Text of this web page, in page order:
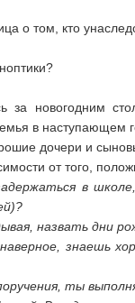
о том, кто
новогодним
в наступающем
дочери и
от того,
в
назвать дни
знаешь
ты